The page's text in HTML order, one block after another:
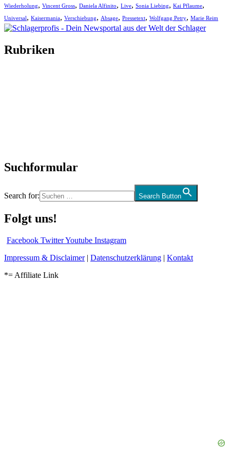
Wiederholung, Vincent Gross, Daniela Alfinito, Live, Sonia Liebing, Kai Pflaume,
Universal, Kaisermania, Verschiebung, Absage, Pressetext, Wolfgang Petry, Marie Reim
Rubriken
Suchformular
Search for: Search Button
Folgt uns!
Facebook TwitterYoutube Instagram
Impressum & Disclaimer| Datenschutzerklärung | Kontakt
*= Affiliate Link